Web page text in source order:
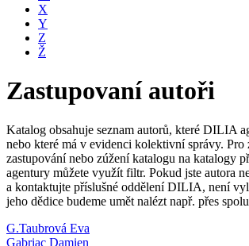
X
Y
Z
Ž
Zastupovaní autoři
Katalog obsahuje seznam autorů, které DILIA
nebo které má v evidenci kolektivní správy. Pro
zastupování nebo zúžení katalogu na katalogy
agentury můžete využít filtr. Pokud jste autora
a kontaktujte příslušné oddělení DILIA, není
jeho dědice budeme umět nalézt např. přes
G.Taubrová Eva
Gabriac Damien